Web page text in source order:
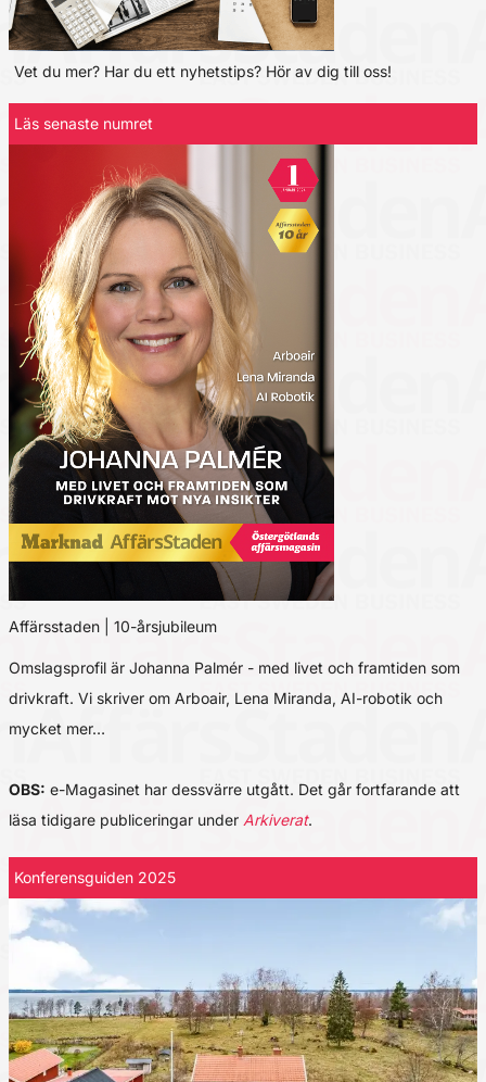
Vet du mer? Har du ett nyhetstips? Hör av dig till oss!
Läs senaste numret
Affärsstaden | 10-årsjubileum
Omslagsprofil är Johanna Palmér - med livet och framtiden som
drivkraft. Vi skriver om Arboair, Lena Miranda, AI-robotik och
mycket mer…
OBS: e-Magasinet har dessvärre utgått. Det går fortfarande att
läsa tidigare publiceringar under Arkiverat.
Konferensguiden 2025